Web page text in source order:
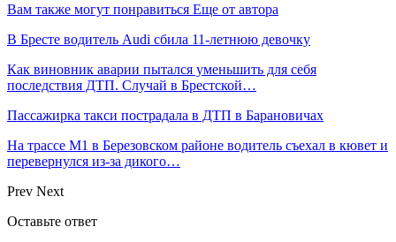
Вам также могут понравиться Еще от автора
В Бресте водитель Audi сбила 11-летнюю девочку
Как виновник аварии пытался уменьшить для себя
последствия ДТП. Случай в Брестской…
Пассажирка такси пострадала в ДТП в Барановичах
На трассе М1 в Березовском районе водитель съехал в кювет и
перевернулся из-за дикого…
Prev Next
Оставьте ответ